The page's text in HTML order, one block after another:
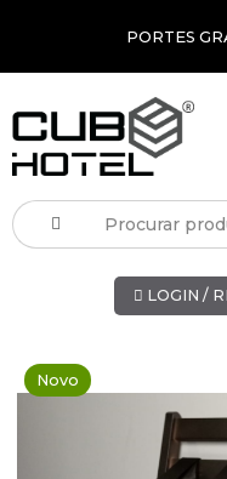
PORTES
LOGIN /
Novo